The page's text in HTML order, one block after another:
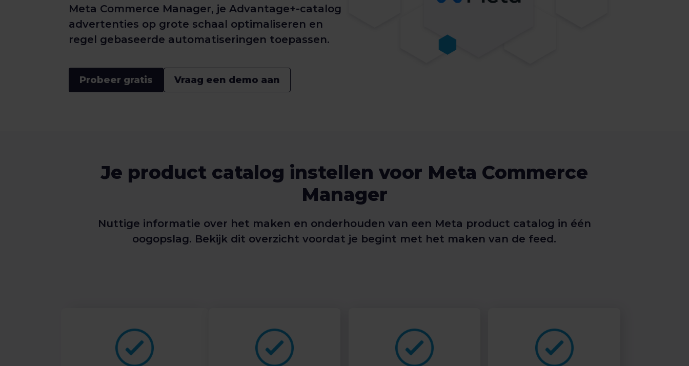
Meta Commerce Manager, je Advantage+-catalog
advertenties op grote schaal optimaliseren en
regel gebaseerde automatiseringen toepassen.
Probeer gratis Vraag een demo aan
Je product catalog instellen voor Meta Commerce
Manager
Nuttige informatie over het maken en onderhouden van een Meta product catalog in één
oogopslag. Bekijk dit overzicht voordat je begint met het maken van de feed.